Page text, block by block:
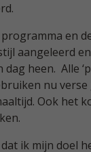
en
aangeleerd
heen. Alle
nu
Ook het
ik mijn doel